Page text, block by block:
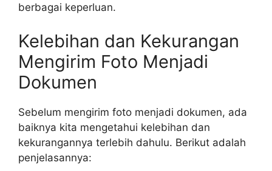
berbagai keperluan.
Kelebihan dan Kekurangan
Mengirim Foto Menjadi
Dokumen
Sebelum mengirim foto menjadi dokumen, ada
baiknya kita mengetahui kelebihan dan
kekurangannya terlebih dahulu. Berikut adalah
penjelasannya: